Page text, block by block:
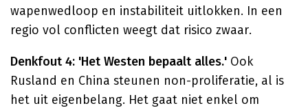
wapenwedloop en instabiliteit uitlokken. In een
regio vol conflicten weegt dat risico zwaar.
Denkfout 4: 'Het Westen bepaalt alles.' Ook
Rusland en China steunen non-proliferatie, al is
het uit eigenbelang. Het gaat niet enkel om